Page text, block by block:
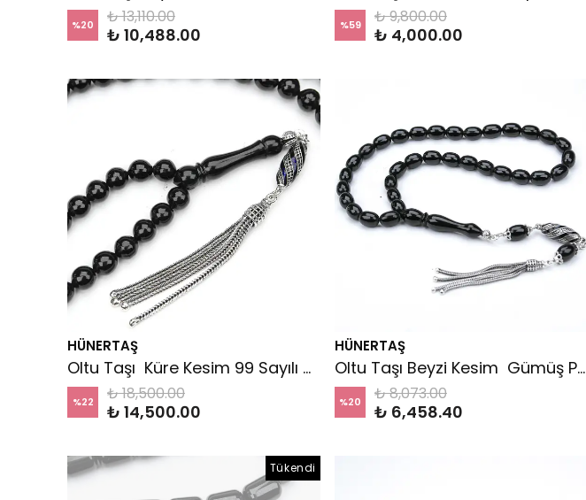
%20 ₺ 13,110.00
₺ 10,488.00 %59 ₺ 9,800.00
₺ 4,000.00
HÜNERTAŞ
Oltu Taşı Küre Kesim 99 Sayılı Namaz Tespihi
%22 ₺ 18,500.00
₺ 14,500.00
HÜNERTAŞ
Oltu Taşı Beyzi Kesim Gümüş Püsküllü Oltu Taşı Tespih
%20 ₺ 8,073.00
₺ 6,458.40
Tükendi